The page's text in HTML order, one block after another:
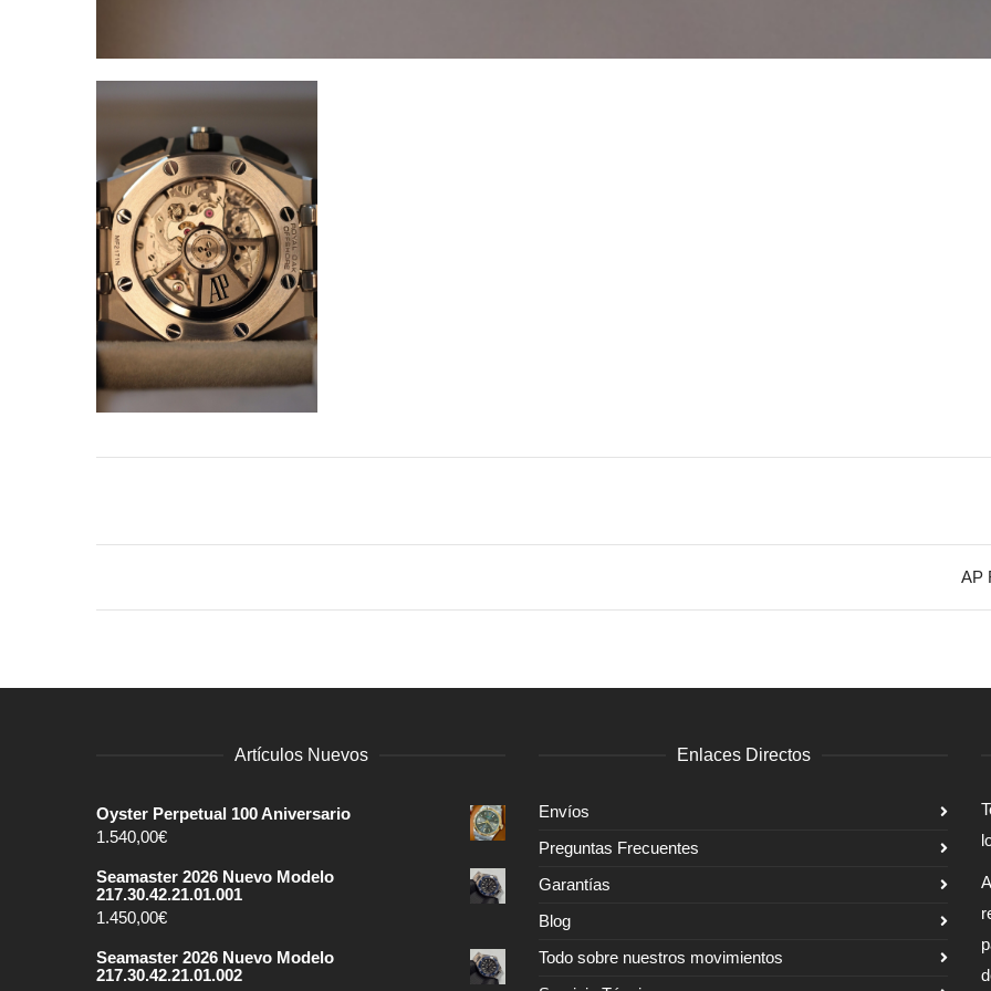
AP
Artículos Nuevos
Oyster Perpetual 100 Aniversario
1.540,00€
Seamaster 2026 Nuevo Modelo
217.30.42.21.01.001
1.450,00€
Seamaster 2026 Nuevo Modelo
217.30.42.21.01.002
Enlaces Directos
Envíos
Preguntas Frecuentes
Garantías
Blog
Todo sobre nuestros movimientos